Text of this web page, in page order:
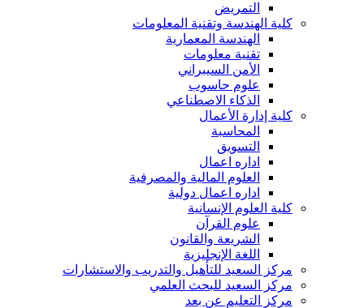
التمريض
كلية الهندسة وتقنية المعلومات
الهندسة المعمارية
تقنية معلومات
الأمن السيبراني
علوم حاسوب
الذكاء الاصطناعي
كلية إدارة الأعمال
المحاسبة
التسويق
اداره اعمال
العلوم المالية والمصرفية
اداره اعمال دولية
كلية العلوم الإنسانية
علوم القرآن
الشريعة والقانون
اللغة الإنجليزية
مركز السعيد للتأهيل والتدريب والاستشارات
مركز السعيد للبحث العلمي
مركز التعليم عن بعد